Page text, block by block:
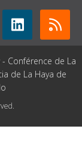
Conférence de La
de La Haya de